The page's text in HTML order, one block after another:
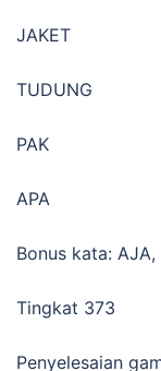
JAKET
TUDUNG
PAK
APA
Bonus kata: AJA,
Tingkat 373
Penyelesaian